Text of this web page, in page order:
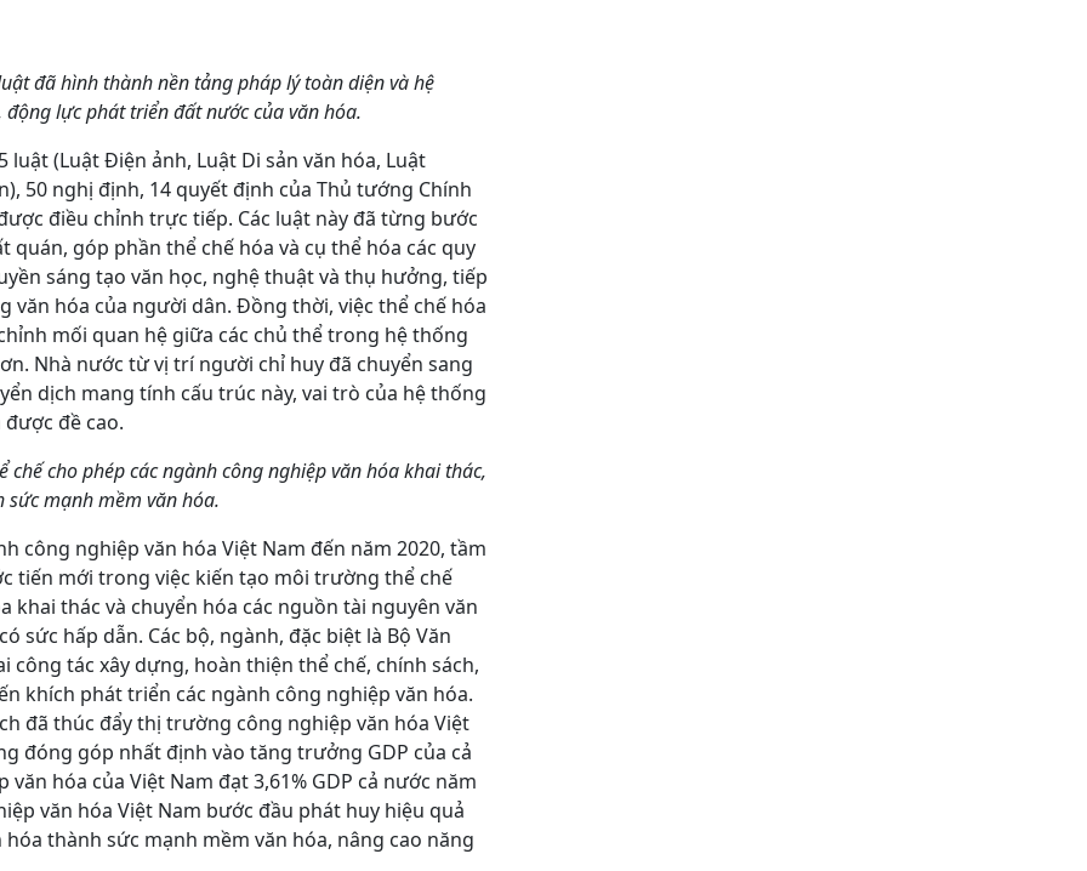
đã hình thành nền tảng pháp lý toàn diện và hệ
lực phát triển đất nước của văn hóa.
(Luật Điện ảnh, Luật Di sản văn hóa, Luật
50 nghị định, 14 quyết định của Thủ tướng Chính
điều chỉnh trực tiếp. Các luật này đã từng bước
góp phần thể chế hóa và cụ thể hóa các quy
sáng tạo văn học, nghệ thuật và thụ hưởng, tiếp
văn hóa của người dân. Đồng thời, việc thể chế hóa
mối quan hệ giữa các chủ thể trong hệ thống
Nhà nước từ vị trí người chỉ huy đã chuyển sang
dịch mang tính cấu trúc này, vai trò của hệ thống
đề cao.
cho phép các ngành công nghiệp văn hóa khai thác,
sức mạnh mềm văn hóa.
công nghiệp văn hóa Việt Nam đến năm 2020, tầm
tiến mới trong việc kiến tạo môi trường thể chế
khai thác và chuyển hóa các nguồn tài nguyên văn
sức hấp dẫn. Các bộ, ngành, đặc biệt là Bộ Văn
công tác xây dựng, hoàn thiện thể chế, chính sách,
khích phát triển các ngành công nghiệp văn hóa.
đã thúc đẩy thị trường công nghiệp văn hóa Việt
đóng góp nhất định vào tăng trưởng GDP của cả
hóa của Việt Nam đạt 3,61% GDP cả nước năm
văn hóa Việt Nam bước đầu phát huy hiệu quả
thành sức mạnh mềm văn hóa, nâng cao năng